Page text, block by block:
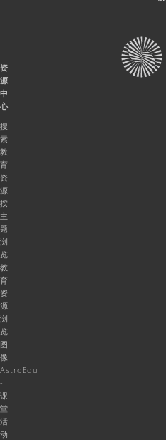
资
源
中
心
搜
索
教
育
资
源
按
主
题
浏
览
教
育
资
源
浏
览
图
像
AstroEdu
-
课
堂
活
动